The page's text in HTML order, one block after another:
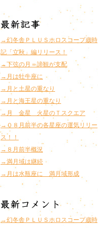
→幻冬舎ＰＬＵＳホロスコープ歳時
記「立秋」編リリース！
→下弦の月＝諦観が支配
→月は牡牛座に
→月と土星の重なり
→月と海王星の重なり
→月 金星 火星のＴスクエア
→０８月前半の各星座の運気リリー
ス！！
→８月前半概況
→満月域は継続
→月は水瓶座に 満月域形成
→幻冬舎ＰＬＵＳホロスコープ歳時